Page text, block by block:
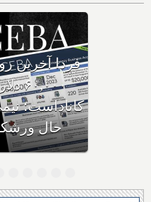
وزیر
توریستی و